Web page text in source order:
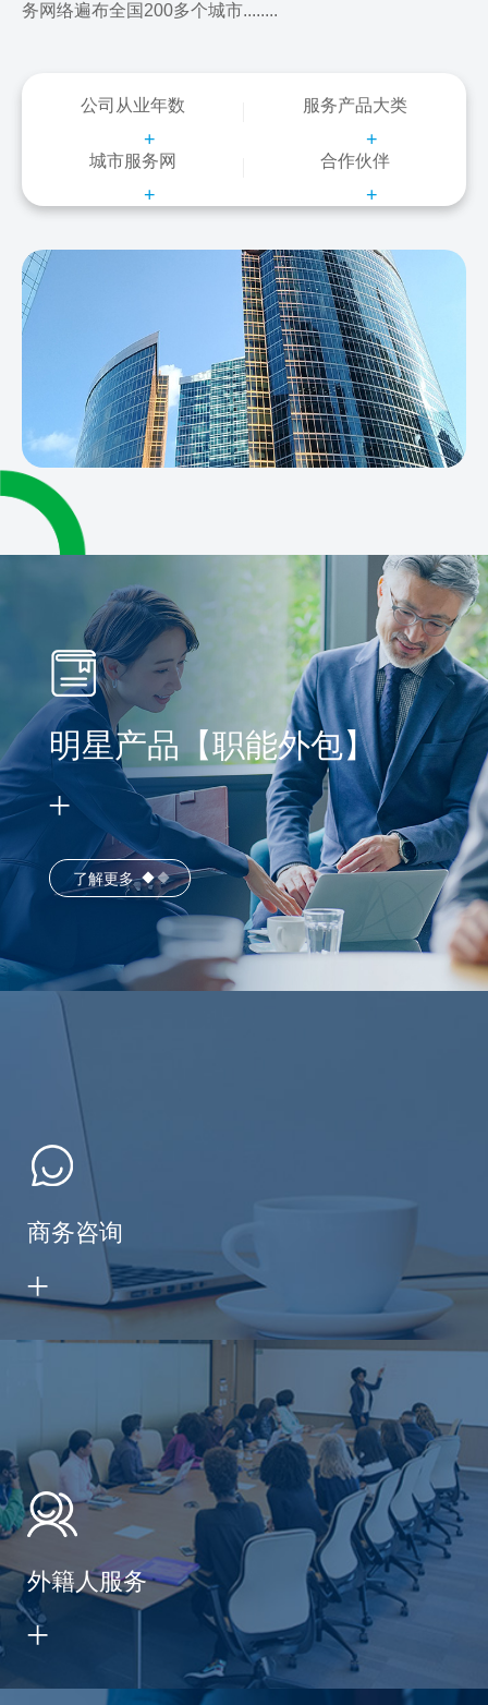
务网络遍布全国200多个城市........
公司从业年数
+
服务产品大类
+
城市服务网
+
合作伙伴
+
明星产品【职能外包】
了解更多
商务咨询
外籍人服务